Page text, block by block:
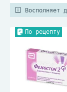
Восполняет
По рецепту